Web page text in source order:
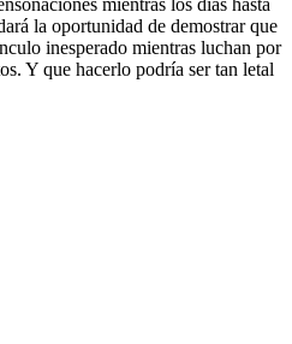
la oportunidad de demostrar que
inesperado mientras luchan por
Y que hacerlo podría ser tan letal